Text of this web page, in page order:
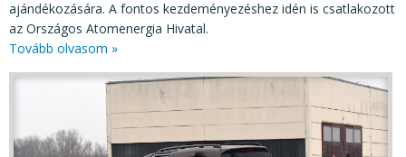
ajándékozására. A fontos kezdeményezéshez idén is csatlakozott
az Országos Atomenergia Hivatal.
Tovább olvasom »